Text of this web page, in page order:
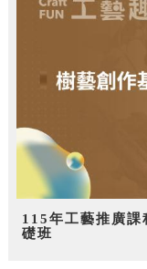
115年工藝推廣
礎班